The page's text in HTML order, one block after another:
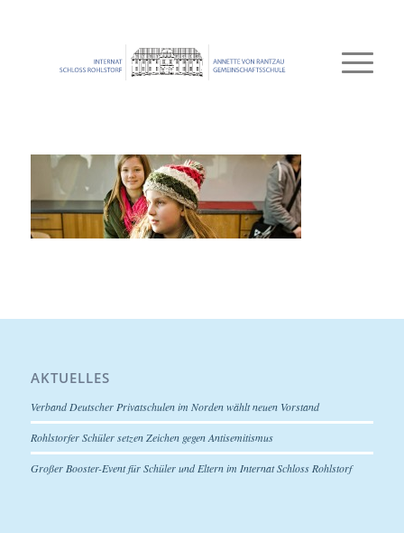
AKTUELLES
Verband Deutscher Privatschulen im Norden wählt neuen Vorstand
Rohlstorfer Schüler setzen Zeichen gegen Antisemitismus
Großer Booster-Event für Schüler und Eltern im Internat Schloss Rohlstorf